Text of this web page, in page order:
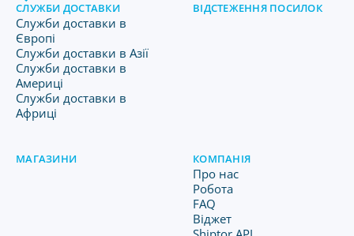
СЛУЖБИ ДОСТАВКИ
Служби доставки в
Європі
Служби доставки в Азії
Служби доставки в
Америці
Служби доставки в
Африці
ВІДСТЕЖЕННЯ ПОСИЛОК
МАГАЗИНИ КОМПАНІЯ
Про нас
Робота
FAQ
Віджет